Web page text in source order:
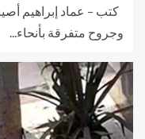
وجروح متفرقة بأنحاء...